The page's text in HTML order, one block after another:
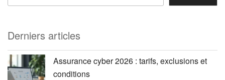
Derniers articles
Assurance cyber 2026 : tarifs, exclusions et
conditions